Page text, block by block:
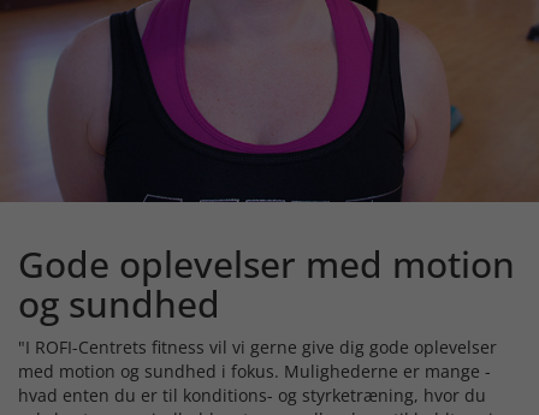
Gode oplevelser med motion
og sundhed
"I ROFI-Centrets fitness vil vi gerne give dig gode oplevelser
med motion og sundhed i fokus. Mulighederne er mange -
hvad enten du er til konditions- og styrketræning, hvor du